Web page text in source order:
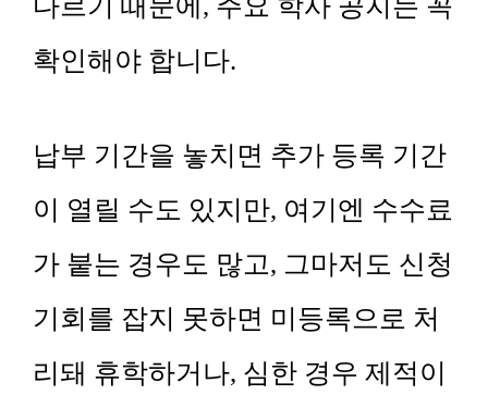
다르기 때문에, 주요 학사 공지는 꼭
확인해야 합니다.
납부 기간을 놓치면 추가 등록 기간
이 열릴 수도 있지만, 여기엔 수수료
가 붙는 경우도 많고, 그마저도 신청
기회를 잡지 못하면 미등록으로 처
리돼 휴학하거나, 심한 경우 제적이